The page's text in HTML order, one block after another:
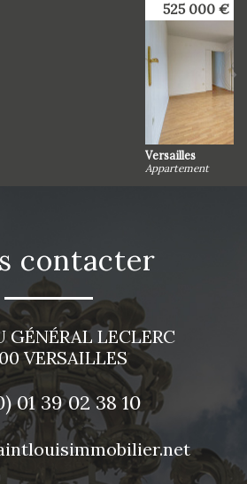
contacter
GÉNÉRAL LECLERC
VERSAILLES
01 39 02 38 10